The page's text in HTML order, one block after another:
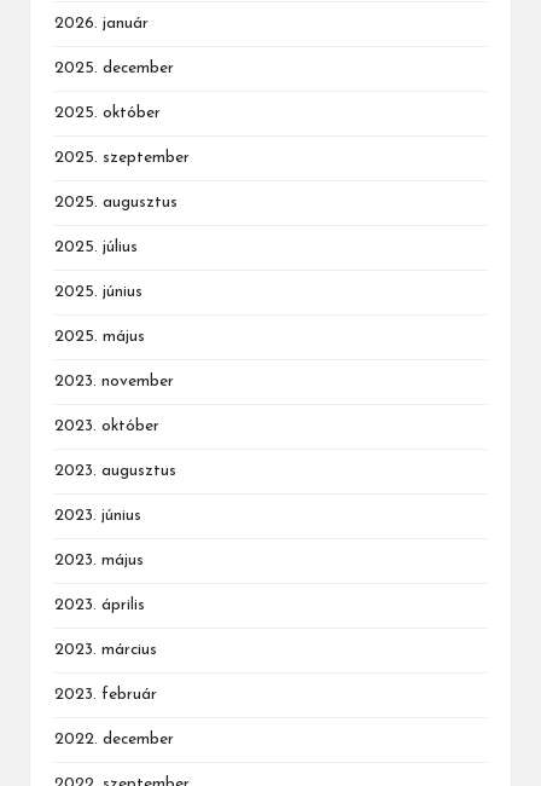
2026. január
2025. december
2025. október
2025. szeptember
2025. augusztus
2025. július
2025. június
2025. május
2023. november
2023. október
2023. augusztus
2023. június
2023. május
2023. április
2023. március
2023. február
2022. december